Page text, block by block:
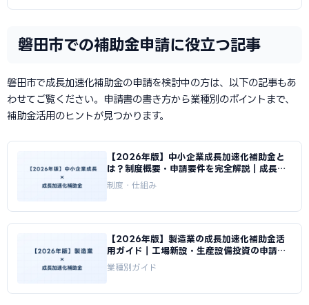
磐田市での補助金申請に役立つ記事
磐田市で成長加速化補助金の申請を検討中の方は、以下の記事もあ
わせてご覧ください。申請書の書き方から業種別のポイントまで、
補助金活用のヒントが見つかります。
【2026年版】中小企業成長加速化補助金と
は？制度概要・申請要件を完全解説｜成長加
速化補助金ナビ
制度・仕組み
【2026年版】製造業の成長加速化補助金活
用ガイド｜工場新設・生産設備投資の申請戦
略｜成長加速化補助金ナビ
業種別ガイド